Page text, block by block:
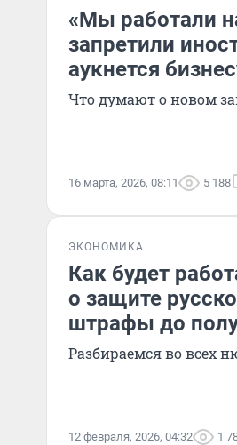
«Мы работали
запретили
аукнется
Что думают о новом
16 марта, 2026, 08:11 5 188
ЭКОНОМИКА
Как будет
о защите
штрафы до
Разбираемся во всех
12 февраля, 2026, 04:32 1